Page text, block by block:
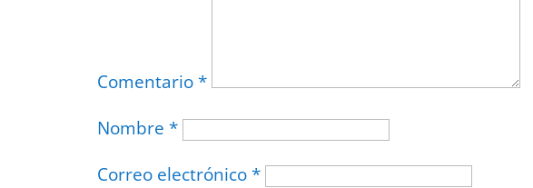
Comentario *
Nombre *
Correo electrónico *